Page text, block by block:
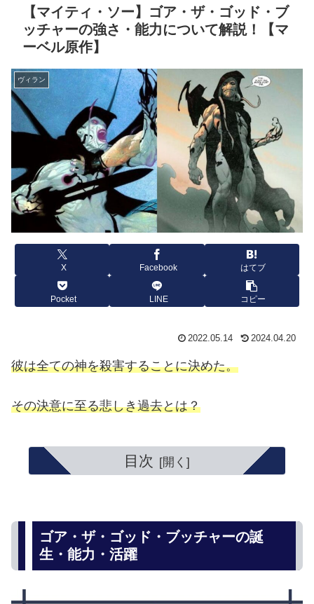
【マイティ・ソー】ゴア・ザ・ゴッド・ブ
ッチャーの強さ・能力について解説！【マ
ーベル原作】
ヴィラン
X Facebook はてブ
Pocket LINE コピー
2022.05.14 2024.04.20
彼は全ての神を殺害することに決めた。
その決意に至る悲しき過去とは？
目次
ゴア・ザ・ゴッド・ブッチャーの誕
生・能力・活躍